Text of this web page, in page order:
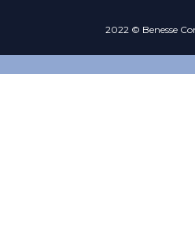
2022 © Benesse